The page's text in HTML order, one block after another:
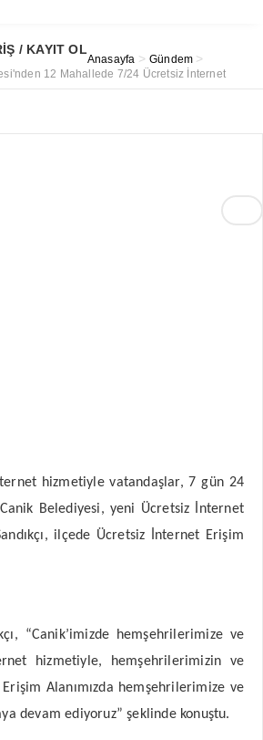
/ KAYIT OL
Anasayfa >Gündem >
12 Mahallede 7/24 Ücretsiz İnternet
hizmetiyle vatandaşlar, 7 gün 24
Belediyesi, yeni Ücretsiz İnternet
ilçede Ücretsiz İnternet Erişim
“Canik’imizde hemşehrilerimize ve
hizmetiyle, hemşehrilerimizin ve
Alanımızda hemşehrilerimize ve
devam ediyoruz” şeklinde konuştu.